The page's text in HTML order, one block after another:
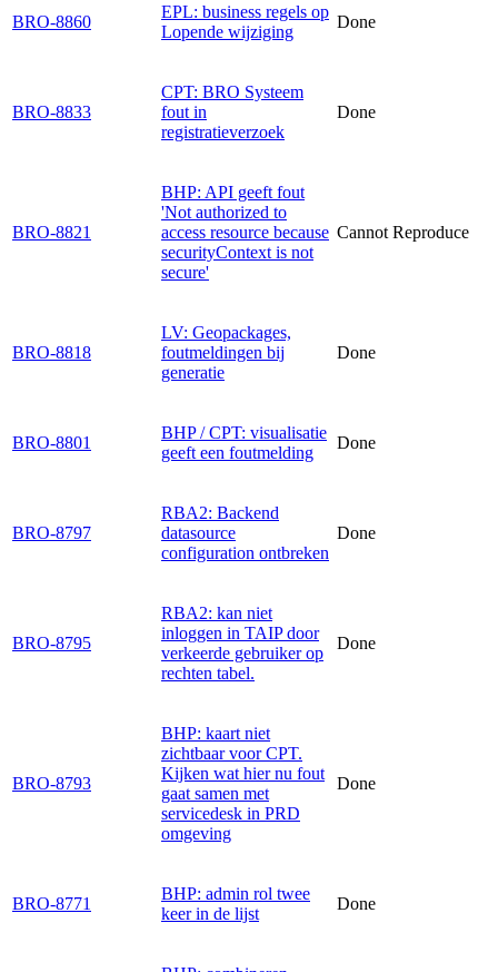
BRO-8860
EPL: business regels op
Lopende wijziging
Done
BRO-8833
CPT: BRO Systeem
fout in
registratieverzoek
Done
BRO-8821
BHP: API geeft fout
'Not authorized to
access resource because
securityContext is not
secure'
Cannot Reproduce
BRO-8818
LV: Geopackages,
foutmeldingen bij
generatie
Done
BRO-8801
BHP / CPT: visualisatie
geeft een foutmelding
Done
BRO-8797
RBA2: Backend
datasource
configuration ontbreken
Done
BRO-8795
RBA2: kan niet
inloggen in TAIP door
verkeerde gebruiker op
rechten tabel.
Done
BRO-8793
BHP: kaart niet
zichtbaar voor CPT.
Kijken wat hier nu fout
gaat samen met
servicedesk in PRD
omgeving
Done
BRO-8771
BHP: admin rol twee
keer in de lijst
Done